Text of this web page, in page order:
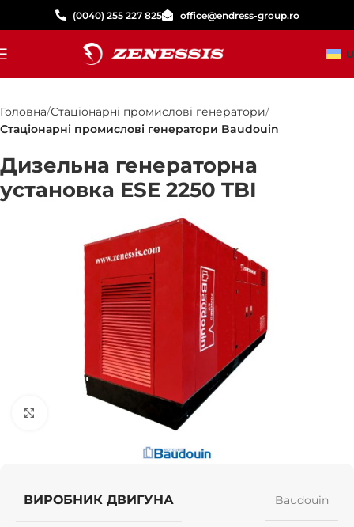
(0040) 255 227 825 office@endress-group.ro
Головна Стаціонарні промислові генератори
Стаціонарні промислові генератори Baudouin
Дизельна генераторна
установка ESE 2250 TBI
Клацніть, щоб збільшити
ВИРОБНИК ДВИГУНА Baudouin